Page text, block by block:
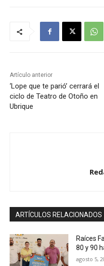
r
d
e
a
Artículo anterior
‘Lope que te parió’ cerrará el
ciclo de Teatro de Otoño en
Ubrique
ARTÍCULOS RELACIONADOS
Raíces
80 y 90
agosto 5,